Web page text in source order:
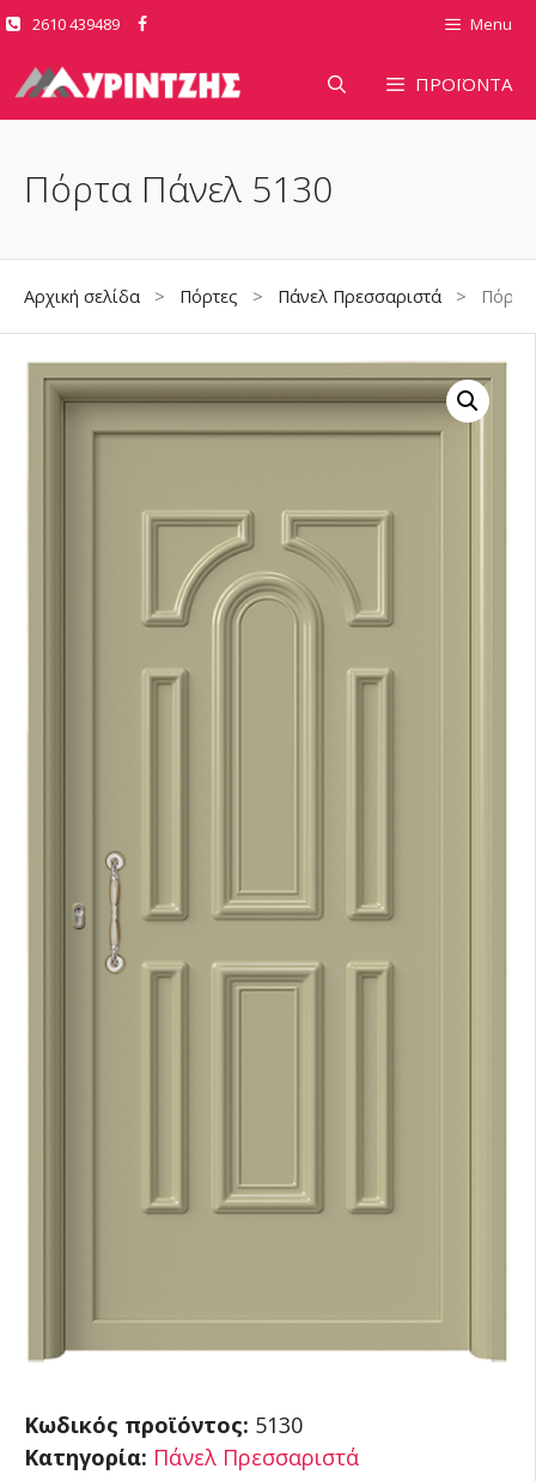
Μετάβαση
περιεχόμενο
2610 439489 Menu
ΠΡΟΪΟΝΤΑ
Πόρτα Πάνελ 5130
Αρχική σελίδα > Πόρτες > Πάνελ Πρεσσαριστά > Πόρτα
Κωδικός προϊόντος: 5130
Κατηγορία: Πάνελ Πρεσσαριστά